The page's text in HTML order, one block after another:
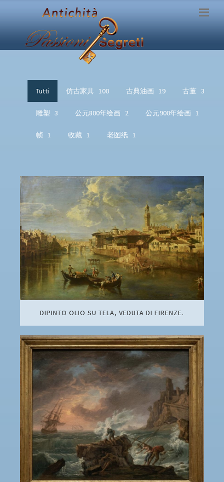
Tutti 仿古家具 100 古典油画 19 古董 3
雕塑 3 公元800年绘画 2 公元900年绘画 1
帧 1 收藏 1 老图纸 1
DIPINTO OLIO SU TELA, VEDUTA DI FIRENZE.